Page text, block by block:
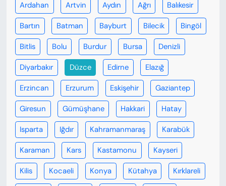
Ardahan Artvin Aydın Ağrı Balıkesir
Bartın Batman Bayburt Bilecik Bingöl
Bitlis Bolu Burdur Bursa Denizli
Diyarbakır Düzce Edirne Elazığ
Erzincan Erzurum Eskişehir Gaziantep
Giresun Gümüşhane Hakkari Hatay
Isparta Iğdır Kahramanmaraş Karabük
Karaman Kars Kastamonu Kayseri
Kilis Kocaeli Konya Kütahya Kırklareli